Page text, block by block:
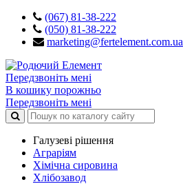
(067) 81-38-222
(050) 81-38-222
marketing@fertelement.com.ua
Передзвоніть мені
В кошику порожньо
Передзвоніть мені
Галузеві рішення
Аграріям
Хімічна сировина
Хлібозавод